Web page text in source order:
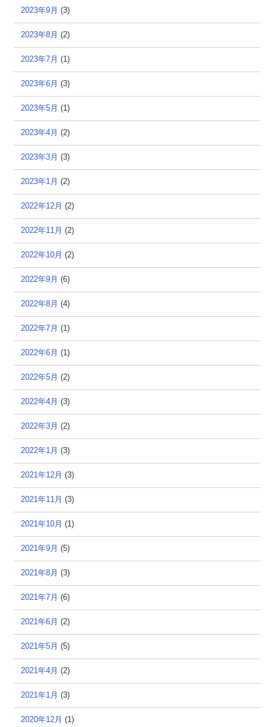
2023年9月 (3)
2023年8月 (2)
2023年7月 (1)
2023年6月 (3)
2023年5月 (1)
2023年4月 (2)
2023年3月 (3)
2023年1月 (2)
2022年12月 (2)
2022年11月 (2)
2022年10月 (2)
2022年9月 (6)
2022年8月 (4)
2022年7月 (1)
2022年6月 (1)
2022年5月 (2)
2022年4月 (3)
2022年3月 (2)
2022年1月 (3)
2021年12月 (3)
2021年11月 (3)
2021年10月 (1)
2021年9月 (5)
2021年8月 (3)
2021年7月 (6)
2021年6月 (2)
2021年5月 (5)
2021年4月 (2)
2021年1月 (3)
2020年12月 (1)